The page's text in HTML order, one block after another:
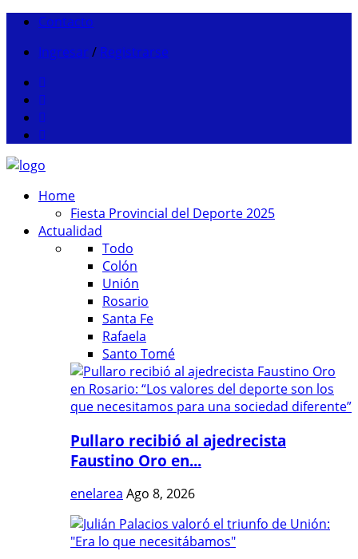
Contacto
Ingresar / Registrarse
Home
Fiesta Provincial del Deporte 2025
Actualidad
Todo
Colón
Unión
Rosario
Santa Fe
Rafaela
Santo Tomé
Pullaro recibió al ajedrecista
Faustino Oro en...
enelarea Ago 8, 2026